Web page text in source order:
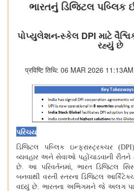
ભારતનું ડિજિટલ પબ્લિક
પોપ્યુલેશન-સ્કેલ DPI માટે
રહ્યું છે
प्रविष्टि तिथि: 06 MAR 2026
પરિચય
ડિજિટલ પબ્લિક ઇન્ફ્રાસ્ટ્રક્ચર (
વ્યવહાર અને સેવાઓ પહોંચાડવાની
છે
આ પરિવર્તનમાં
ભારત ડિજિટલ
બનવાથી વસ્તી સ્તરના ડિજિટલ
વધ્યું છે. ભારતના અભિગમને જે અલગ